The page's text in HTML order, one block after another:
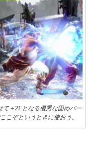
＋2Fとなる優秀な固めパー
こぞというときに使おう。